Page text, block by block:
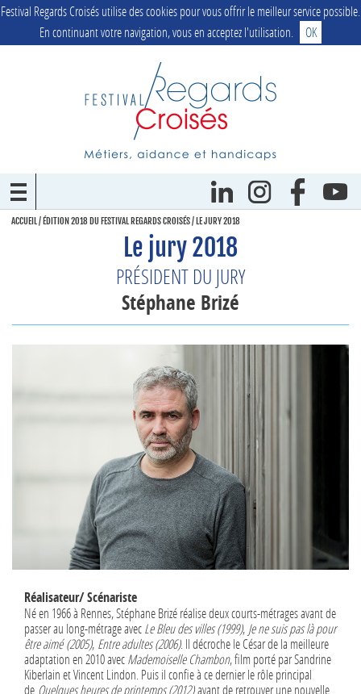
Festival Regards Croisés utilise des cookies pour vous offrir le meilleur service possible.
En continuant votre navigation, vous en acceptez l'utilisation.
OK
ACCUEIL/ ÉDITION 2018 DU FESTIVAL REGARDS CROISÉS/ LE JURY 2018
Le jury 2018
PRÉSIDENT DU JURY
Stéphane Brizé
Réalisateur/ Scénariste
Né en 1966 à Rennes, Stéphane Brizé réalise deux courts-métrages avant de
passer au long-métrage avecLe Bleu des villes (1999), Je ne suis pas là pour
être aimé (2005), Entre adultes (2006). Il décroche le César de la meilleure
adaptation en 2010 avecMademoiselle Chambon, film porté par Sandrine
Kiberlain et Vincent Lindon. Puis il confie à ce dernier le rôle principal
de Quelques heures de printemps (2012)avant de retrouver une nouvelle